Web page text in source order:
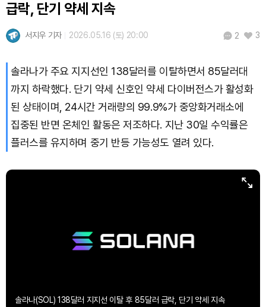
급락, 단기 약세 지속
서지우 기자 2026.05.16 (토) 20:00 2 3
솔라나가 주요 지지선인 138달러를 이탈하면서 85달러대
까지 하락했다. 단기 약세 신호인 약세 다이버전스가 활성화
된 상태이며, 24시간 거래량의 99.9%가 중앙화거래소에
집중된 반면 온체인 활동은 저조하다. 지난 30일 수익률은
플러스를 유지하며 중기 반등 가능성도 열려 있다.
솔라나(SOL) 138달러 지지선 이탈 후 85달러 급락, 단기 약세 지속